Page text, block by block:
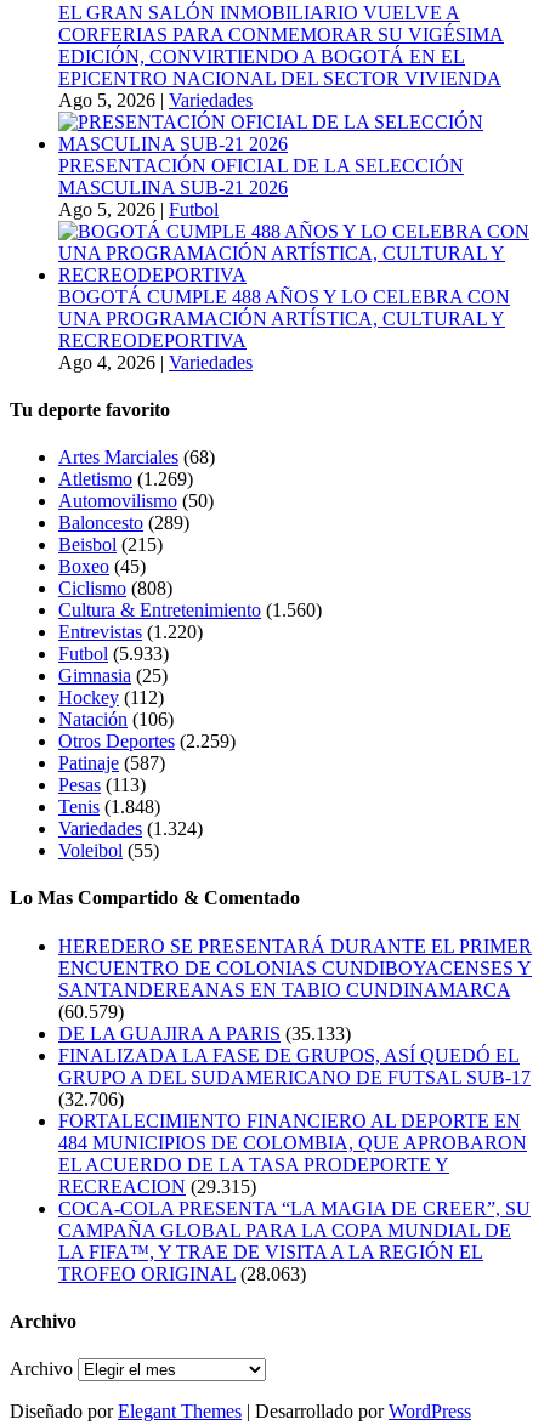
EL GRAN SALÓN INMOBILIARIO VUELVE A
CORFERIAS PARA CONMEMORAR SU VIGÉSIMA
EDICIÓN, CONVIRTIENDO A BOGOTÁ EN EL
EPICENTRO NACIONAL DEL SECTOR VIVIENDA
Ago 5, 2026 | Variedades
PRESENTACIÓN OFICIAL DE LA SELECCIÓN
MASCULINA SUB-21 2026
Ago 5, 2026 | Futbol
BOGOTÁ CUMPLE 488 AÑOS Y LO CELEBRA CON
UNA PROGRAMACIÓN ARTÍSTICA, CULTURAL Y
RECREODEPORTIVA
Ago 4, 2026 | Variedades
Tu deporte favorito
Artes Marciales (68)
Atletismo (1.269)
Automovilismo (50)
Baloncesto (289)
Beisbol (215)
Boxeo (45)
Ciclismo (808)
Cultura & Entretenimiento (1.560)
Entrevistas (1.220)
Futbol (5.933)
Gimnasia (25)
Hockey (112)
Natación (106)
Otros Deportes (2.259)
Patinaje (587)
Pesas (113)
Tenis (1.848)
Variedades (1.324)
Voleibol (55)
Lo Mas Compartido & Comentado
HEREDERO SE PRESENTARÁ DURANTE EL PRIMER
ENCUENTRO DE COLONIAS CUNDIBOYACENSES Y
SANTANDEREANAS EN TABIO CUNDINAMARCA
(60.579)
DE LA GUAJIRA A PARIS (35.133)
FINALIZADA LA FASE DE GRUPOS, ASÍ QUEDÓ EL
GRUPO A DEL SUDAMERICANO DE FUTSAL SUB-17
(32.706)
FORTALECIMIENTO FINANCIERO AL DEPORTE EN
484 MUNICIPIOS DE COLOMBIA, QUE APROBARON
EL ACUERDO DE LA TASA PRODEPORTE Y
RECREACION (29.315)
COCA-COLA PRESENTA “LA MAGIA DE CREER”, SU
CAMPAÑA GLOBAL PARA LA COPA MUNDIAL DE
LA FIFA™, Y TRAE DE VISITA A LA REGIÓN EL
TROFEO ORIGINAL (28.063)
Archivo
Archivo
Diseñado porElegant Themes | Desarrollado porWordPress